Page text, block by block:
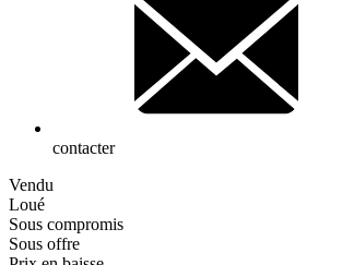
contacter
Vendu
Loué
Sous compromis
Sous offre